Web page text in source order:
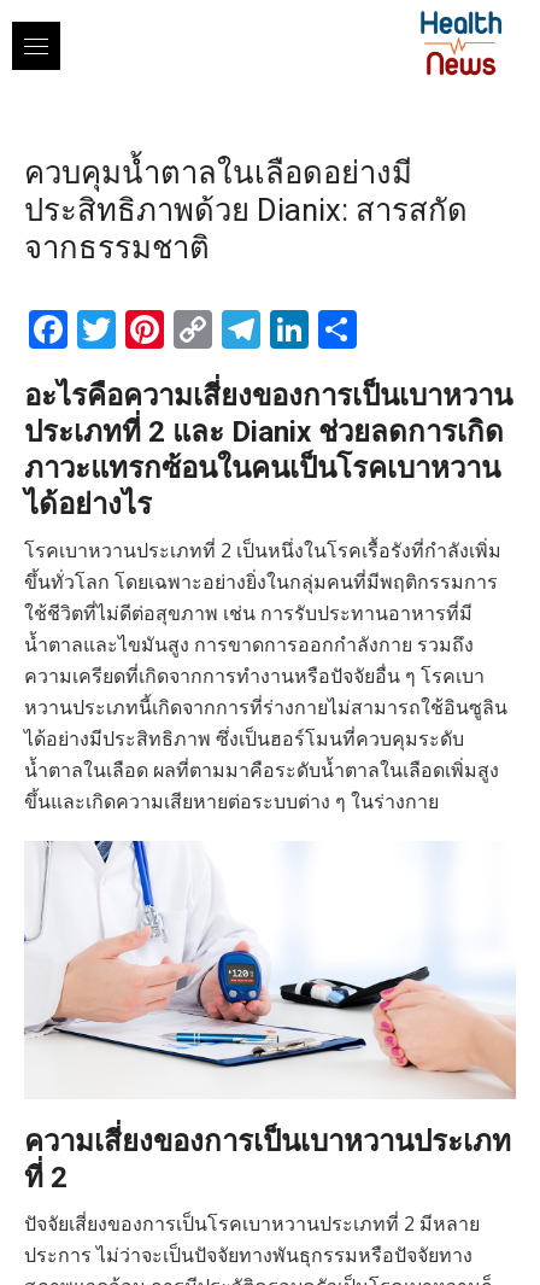
content
ควบคุมน้ำตาลในเลือดอย่างมี
ประสิทธิภาพด้วย Dianix: สารสกัด
จากธรรมชาติ
Facebook
Twitter
Pinterest
Copy
Link
Telegram
LinkedIn
อะไรคือความเสี่ยงของการเป็นเบาหวาน
ประเภทที่ 2 และ Dianix ช่วยลดการเกิด
ภาวะแทรกซ้อนในคนเป็นโรคเบาหวาน
ได้อย่างไร
โรคเบาหวานประเภทที่ 2 เป็นหนึ่งในโรคเรื้อรังที่กำลังเพิ่ม
ขึ้นทั่วโลก โดยเฉพาะอย่างยิ่งในกลุ่มคนที่มีพฤติกรรมการ
ใช้ชีวิตที่ไม่ดีต่อสุขภาพ เช่น การรับประทานอาหารที่มี
น้ำตาลและไขมันสูง การขาดการออกกำลังกาย รวมถึง
ความเครียดที่เกิดจากการทำงานหรือปัจจัยอื่น ๆ โรคเบา
หวานประเภทนี้เกิดจากการที่ร่างกายไม่สามารถใช้อินซูลิน
ได้อย่างมีประสิทธิภาพ ซึ่งเป็นฮอร์โมนที่ควบคุมระดับ
น้ำตาลในเลือด ผลที่ตามมาคือระดับน้ำตาลในเลือดเพิ่มสูง
ขึ้นและเกิดความเสียหายต่อระบบต่าง ๆ ในร่างกาย
ความเสี่ยงของการเป็นเบาหวานประเภท
ที่ 2
ปัจจัยเสี่ยงของการเป็นโรคเบาหวานประเภทที่ 2 มีหลาย
ประการ ไม่ว่าจะเป็นปัจจัยทางพันธุกรรมหรือปัจจัยทาง